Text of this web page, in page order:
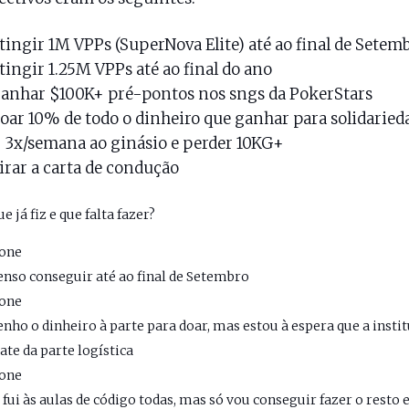
1M VPPs (SuperNova Elite) até ao final de
1.25M VPPs até ao final do ano
$100K+ pré-pontos nos sngs da PokerStars
10% de todo o dinheiro que ganhar para
semana ao ginásio e perder 10KG+
a carta de condução
já fiz e que falta fazer?
conseguir até ao final de Setembro
o dinheiro à parte para doar, mas estou à espera que a
da parte logística
fui às aulas de código todas, mas só vou conseguir fazer o resto